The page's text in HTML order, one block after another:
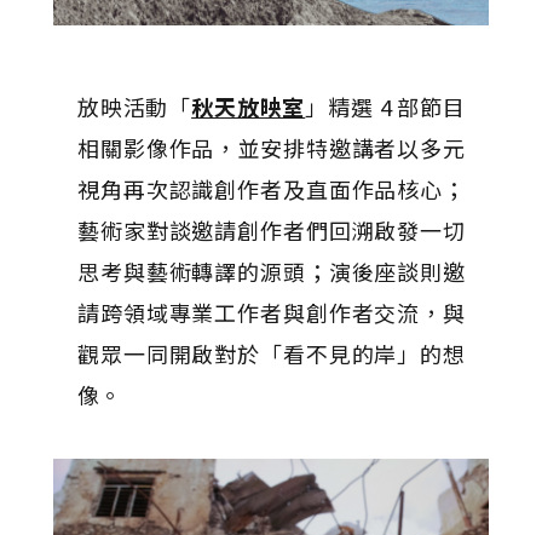
放映活動「秋天放映室 」精選 4 部節目
相關影像作品，並安排特邀講者以多元
視角再次認識創作者及直面作品核心；
藝術家對談邀請創作者們回溯啟發一切
思考與藝術轉譯的源頭；演後座談則邀
請跨領域專業工作者與創作者交流，與
觀眾一同開啟對於「看不見的岸」的想
像。